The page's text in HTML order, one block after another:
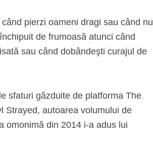
pierzi oameni dragi sau când nu
de frumoasă atunci când
sau când dobândeşti curajul de
sfaturi găzduite de platforma The
Strayed, autoarea volumului de
omonimă din 2014 i-a adus lui